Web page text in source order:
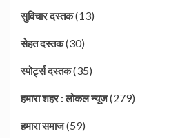
सुविचार दस्तक(13)
सेहत दस्तक(30)
स्पोर्ट्स दस्तक(35)
हमारा शहर : लोकल न्यूज(279)
हमारा समाज(59)